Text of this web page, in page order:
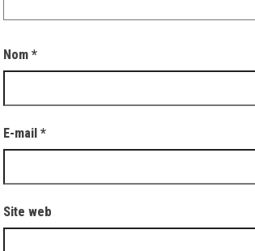
Nom*
E-mail*
Site web